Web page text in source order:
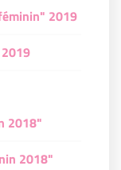
2019
2018"
2018"